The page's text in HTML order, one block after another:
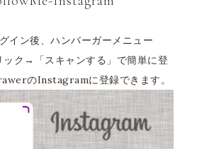
イン後、ハンバーガーメニュー
ク→「スキャンする」で簡単に登
のInstagramに登録できます。